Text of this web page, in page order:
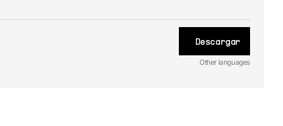
Descargar
Other languages